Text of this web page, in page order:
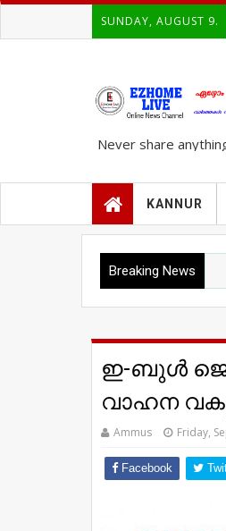
SUNDAY, AUGUST 9.
Never share
KANNUR
Breaking News
ഇ-ബുള്‍
വാഹന
Ammus Friday,
Facebook